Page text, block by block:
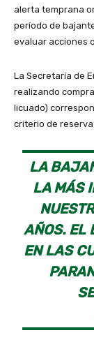
alerta temprana
período de
evaluar acciones
La Secretaría de
realizando
licuado)
criterio de
LA
LA MÁS
AÑOS. EL
EN LAS